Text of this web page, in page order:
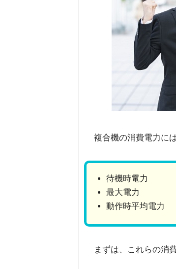
複合機の消費電力に
待機時電力
最大電力
動作時平均電力
まずは、これらの消